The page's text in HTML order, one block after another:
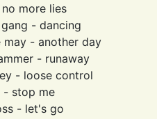
more lies
- dancing
may - another day
- runaway
- loose control
- stop me
- let's go